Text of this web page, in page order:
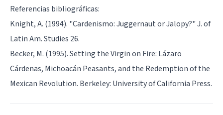
Referencias bibliográficas:
Knight, A. (1994). "Cardenismo: Juggernaut or Jalopy?" J. of
Latin Am. Studies 26.
Becker, M. (1995). Setting the Virgin on Fire: Lázaro
Cárdenas, Michoacán Peasants, and the Redemption of the
Mexican Revolution. Berkeley: University of California Press.